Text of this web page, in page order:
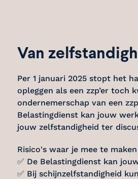
Van
Per 1 januari 2025 stopt het
opleggen als een zzp’er toch
ondernemerschap van een
Belastingdienst kan jouw
jouw zelfstandigheid ter
Risico's waar je mee te
✅ De Belastingdienst kan
✅ Bij schijnzelfstandigheid